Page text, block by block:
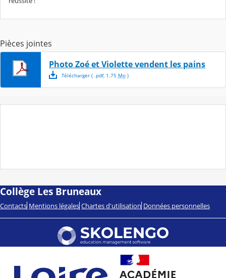
Pièces jointes
Photo Zoé et Violette vendent les pains
Télécharger( .pdf, 1.75 Mo)
Collège Les Bruneaux
Contacts Mentions légales Chartes d'utilisation Données personnelles